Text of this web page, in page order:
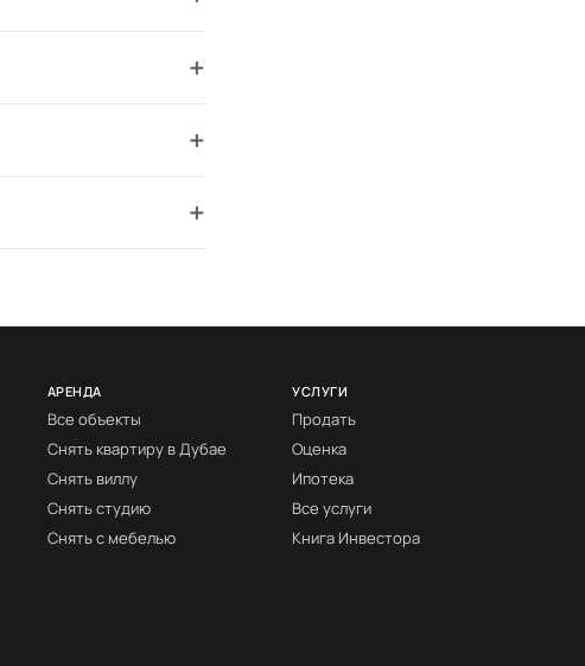
+
+
+
АРЕНДА
Все объекты
Снять квартиру в Дубае
Снять виллу
Снять студию
Снять с мебелью
УСЛУГИ
Продать
Оценка
Ипотека
Все услуги
Книга Инвестора